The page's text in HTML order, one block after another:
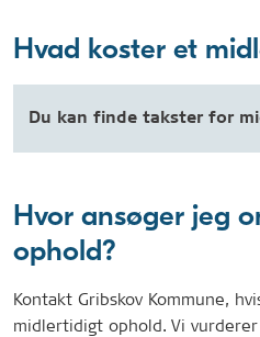
Hvad koster et
Du kan finde takster for
Hvor ansøger jeg
ophold?
Kontakt Gribskov Kommune,
midlertidigt ophold. Vi